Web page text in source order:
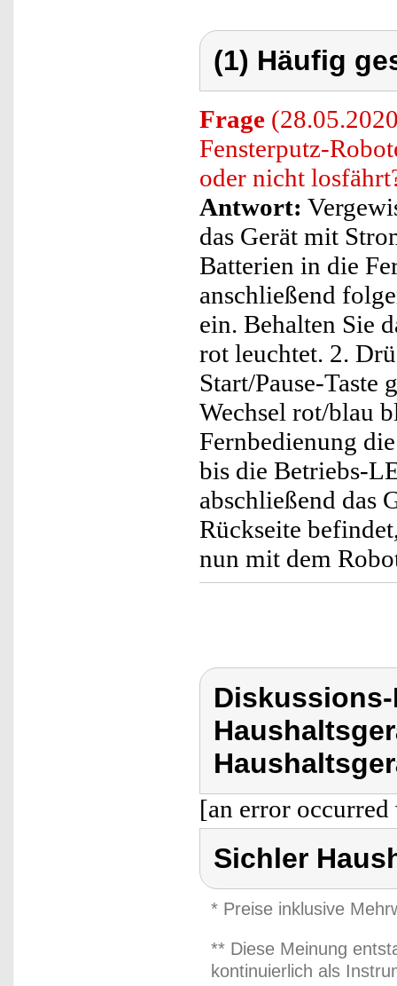
(1) Häufig
Frage
Fensterputz-
oder nicht
Antwort:
das Gerät mit
Batterien in die
anschließend
ein. Behalten Sie
rot leuchtet. 2.
Start/Pause-
Wechsel rot/blau
Fernbedienung
bis die Betriebs-
abschließend das
Rückseite
nun mit dem
[an error
Sichler
* Preise inklusive
** Diese Meinung
kontinuierlich als